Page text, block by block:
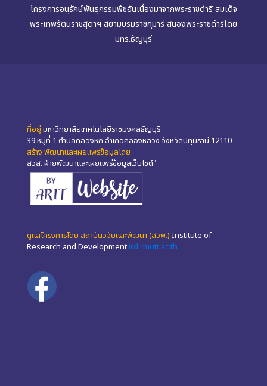
โครงการอนุรักษ์พันธุกรรมพืชอันเนื่องมาจากพระราชดำริ สมเด็จ
พระเทพรัตนราชสุดาฯ สยามบรมราชกุมารี สนองพระราชดำริโดย
มทร.ธัญบุรี
ที่อยู่ มหาวิทยาลัยเทคโนโลยีราชมงคลธัญบุรี
39 หมู่ที่ 1 ตำบลคลองหก อำเภอคลองหลวง จังหวัดปทุมธานี 12110
สร้าง พัฒนาและเผยแพร่ข้อมูลโดย
สวส. ฝ่ายพัฒนาและเผยแพร่ข้อมูลเว็บไซต์"
ดูแลโครงการโดย สถาบันวิจัยและพัฒนา (สวพ.) Institute of
Research and Development ird.rmutt.ac.th